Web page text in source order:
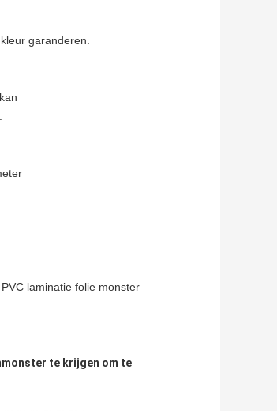
garanderen.
laminatie folie monster
te krijgen om te